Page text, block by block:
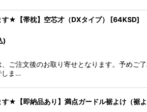
★【帯枕】空芯才（DXタイプ） [64KSD]
)
ご注文後のお取り寄せとなります。予めご
しま…
★【即納品あり】満点ガードル裾よけ（裾よ